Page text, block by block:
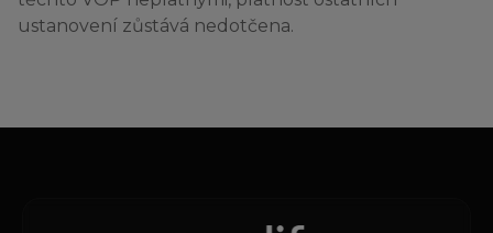
ustanovení zůstává nedotčena.